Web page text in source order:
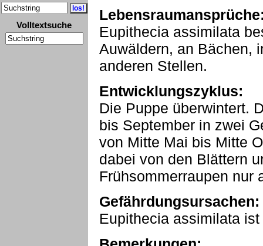
Volltextsuche
Eupithecia assimilata
Auwäldern, an Bächen,
anderen Stellen.
Entwicklungszyklus:
Die Puppe überwintert.
bis September in zwei
von Mitte Mai bis Mitte
dabei von den Blättern
Frühsommerraupen nur
Gefährdungsursachen:
Eupithecia assimilata